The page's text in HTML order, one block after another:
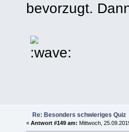
bevorzugt.
Re: Besonders schwieriges Quiz
«Antwort #149 am: Mittwoch,